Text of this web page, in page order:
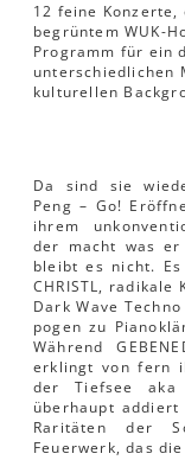
12 feine
begrüntem WUK-
Programm für ein
unterschiedlichen
kulturellen
Da sind sie
Peng – Go!
ihrem
der macht was er
bleibt es nicht.
CHRISTL,
Dark Wave
pogen zu
Während
erklingt von fern
der Tiefsee aka
überhaupt addiert
Raritäten der
Feuerwerk, das